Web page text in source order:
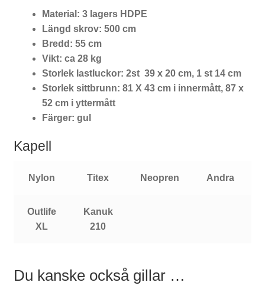
Material: 3 lagers HDPE
Längd skrov: 500 cm
Bredd: 55 cm
Vikt: ca 28 kg
Storlek lastluckor: 2st 39 x 20 cm, 1 st 14 cm
Storlek sittbrunn: 81 X 43 cm i innermått, 87 x
52 cm i yttermått
Färger: gul
Kapell
Nylon Titex Neopren Andra
Outlife
XL
Kanuk
210
Du kanske också gillar …